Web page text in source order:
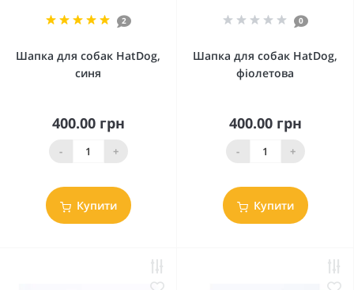
2
Шапка для собак HatDog,
синя
400.00 грн
- +
Купити
0
Шапка для собак HatDog,
фіолетова
400.00 грн
- +
Купити